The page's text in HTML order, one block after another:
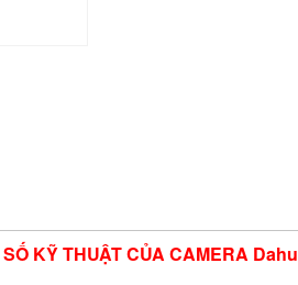
KỸ THUẬT CỦA CAMERA